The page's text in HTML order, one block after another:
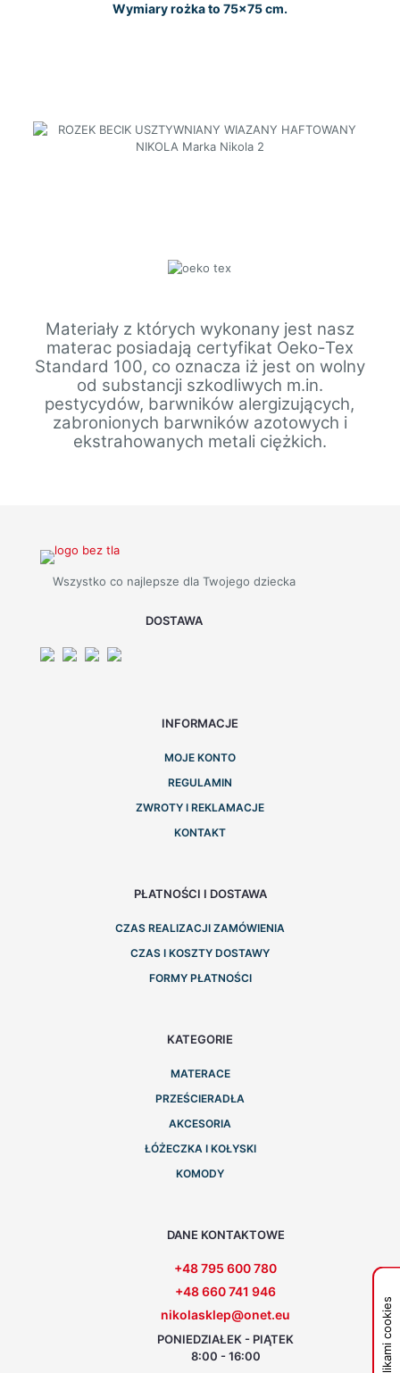
Wymiary rożka to 75×75 cm.
Materiały z których wykonany jest nasz
materac posiadają certyfikat Oeko-Tex
Standard 100, co oznacza iż jest on wolny
od substancji szkodliwych m.in.
pestycydów, barwników alergizujących,
zabronionych barwników azotowych i
ekstrahowanych metali ciężkich.
Wszystko co najlepsze dla Twojego dziecka
DOSTAWA
INFORMACJE
MOJE KONTO
REGULAMIN
ZWROTY I REKLAMACJE
KONTAKT
PŁATNOŚCI I DOSTAWA
CZAS REALIZACJI ZAMÓWIENIA
CZAS I KOSZTY DOSTAWY
FORMY PŁATNOŚCI
KATEGORIE
MATERACE
PRZEŚCIERADŁA
AKCESORIA
ŁÓŻECZKA I KOŁYSKI
KOMODY
DANE KONTAKTOWE
+48 795 600 780
+48 660 741 946
nikolasklep@onet.eu
PONIEDZIAŁEK - PIĄTEK
8:00 - 16:00